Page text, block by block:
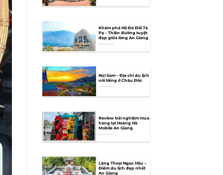
Khám phá Hồ Đá Đồi Tà
Pạ – Thiên đường tuyệt
đẹp giữa lòng An Giang
Núi Sam – Địa chỉ du lịch
nổi tiếng ở Châu Đốc
Review trải nghiệm mua
hàng tại Hoàng Hà
Mobile An Giang
Lăng Thoại Ngọc Hầu –
Điểm du lịch đẹp nhất
An Giang